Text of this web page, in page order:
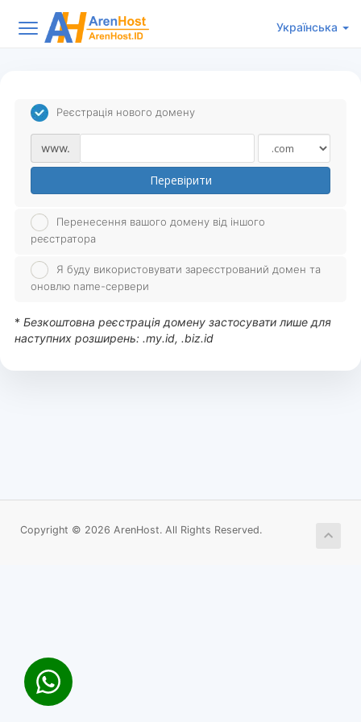
Українська
Реєстрація нового домену
www.
Перевірити
Перенесення вашого домену від іншого
реєстратора
Я буду використовувати зареєстрований домен та
оновлю name-сервери
* Безкоштовна реєстрація домену застосувати лише для
наступних розширень: .my.id, .biz.id
Copyright © 2026 ArenHost. All Rights Reserved.